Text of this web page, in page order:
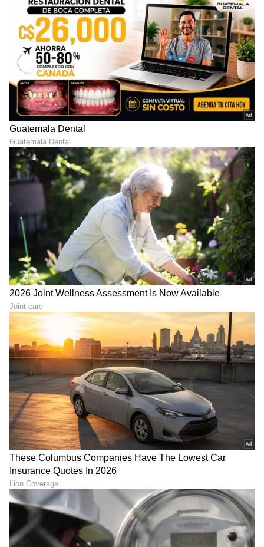
ವರ್ಮಿಕಾಂಪೋಸ್ಟ್ ಮತ್ತು ಪೊಟ್ಯಾಶ್ ಗೊಬ್ಬರಗಳನ್ನು ಬಳಸಿ.
ನಾಟಿ ಮಾಡುವಾಗ, ಉತ್ತಮ ಗುಣಮಟ್ಟದ ಬೀಜಗಳು
ಅಥವಾ ಸಸಿಗಳನ್ನು ಬಳಸಿ. ಇದು ಸಸ್ಯಗಳು ವೇಗವಾಗಿ
ಬೆಳೆಯಲು ಸಹಾಯ ಮಾಡುತ್ತದೆ ಮತ್ತು ಹಣ್ಣಿನ
ಉತ್ಪಾದನೆಯ ಸಾಧ್ಯತೆಯನ್ನು ಹೆಚ್ಚಿಸುತ್ತದೆ.
6
6
Image Credit :Getty
ಪಪ್ಪಾಯಿ ಕೃಷಿ ಸಲಹೆಗಳು
ನಿಮ್ಮ ಪಪ್ಪಾಯಿ ಗಿಡಕ್ಕೆ ಮೊಳೆಗಳನ್ನು ಹೊಡೆಯಲು ಅನೇಕ
ಜನರು ನಿಮಗೆ ಸಲಹೆ ನೀಡಬಹುದು, ಆದರೆ ನೀವು ಇದನ್ನು
ತಪ್ಪಿಸಬೇಕು. ಇದು ಸಸ್ಯಕ್ಕೆ ಹಾನಿ ಮಾಡಬಹುದು. ಸರಿಯಾದ
ತೋಟಗಾರಿಕೆ ತಂತ್ರಗಳನ್ನು ಅಳವಡಿಸಿಕೊಳ್ಳುವ ಮೂಲಕ,
ನೀವು ಸಸ್ಯದಿಂದ ಹೆಚ್ಚಿನ ಹಣ್ಣುಗಳನ್ನು ಪಡೆಯಬಹುದು.